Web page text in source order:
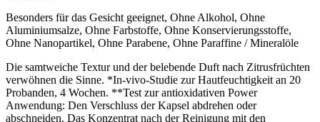
Besonders für das Gesicht geeignet, Ohne Alkohol, Ohne
Aluminiumsalze, Ohne Farbstoffe, Ohne Konservierungsstoffe,
Ohne Nanopartikel, Ohne Parabene, Ohne Paraffine / Mineralöle
Die samtweiche Textur und der belebende Duft nach Zitrusfrüchten
verwöhnen die Sinne. *In-vivo-Studie zur Hautfeuchtigkeit an 20
Probanden, 4 Wochen. **Test zur antioxidativen Power
Anwendung: Den Verschluss der Kapsel abdrehen oder
abschneiden. Das Konzentrat nach der Reinigung mit den